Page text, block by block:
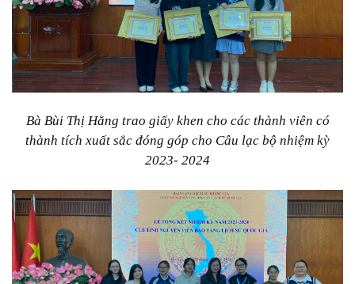
Bà Bùi Thị Hằng trao giấy khen cho các thành viên có
thành tích xuất sắc đóng góp cho Câu lạc bộ nhiệm kỳ
2023- 2024